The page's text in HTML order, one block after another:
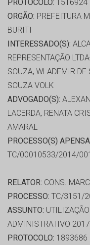
PROTOCOLO: 1516924
ORGÃO: PREFEITURA
BURITI
INTERESSADO(S):
REPRESENTAÇÃO
SOUZA, WLADEMIR
SOUZA VOLK
ADVOGADO(S):
LACERDA, RENATA
AMARAL
PROCESSO(S)
TC/00010533/2014/
RELATOR: CONS.
PROCESSO: TC/3151/
ASSUNTO:
ADMINISTRATIVO 2017
PROTOCOLO: 1893686